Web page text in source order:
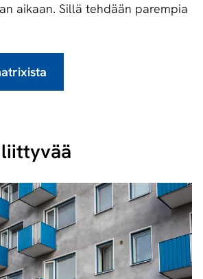
aikaan. Sillä tehdään parempia